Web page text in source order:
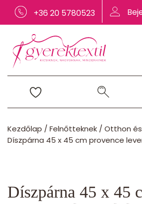
+36 20 5780523
Kezdőlap /Felnőtteknek /Otthon
Díszpárna 45 x 45 cm provence
Díszpárna 45 x 45